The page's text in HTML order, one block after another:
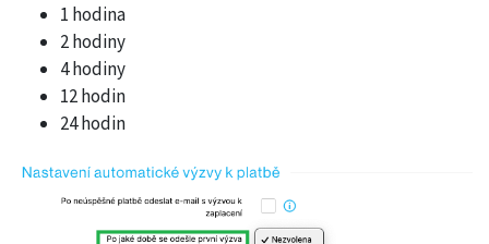
1 hodina
2 hodiny
4 hodiny
12 hodin
24 hodin